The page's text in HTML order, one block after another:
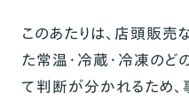
このあたりは、店頭販売
た常温・冷蔵・冷凍の
て判断が分かれるため